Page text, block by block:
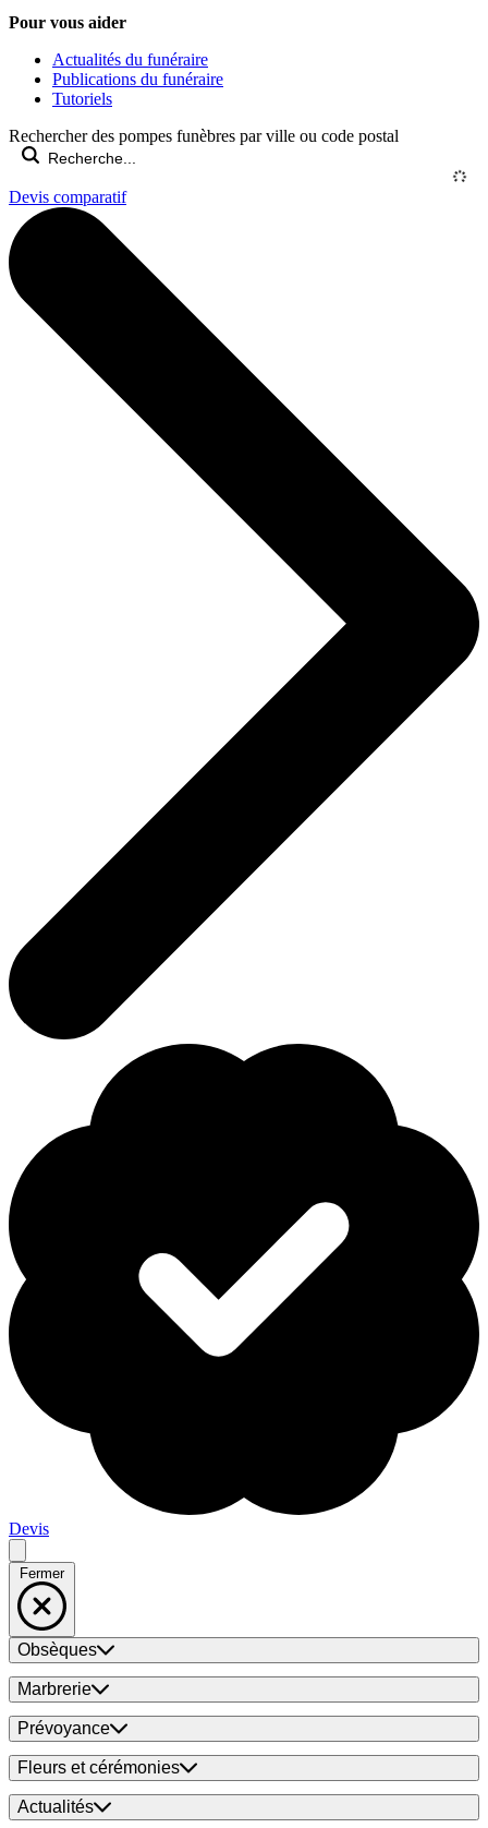
Pour vous aider
Actualités du funéraire
Publications du funéraire
Tutoriels
Rechercher des pompes funèbres par ville ou code postal
Devis comparatif
Devis
Fermer
Obsèques
Marbrerie
Prévoyance
Fleurs et cérémonies
Actualités